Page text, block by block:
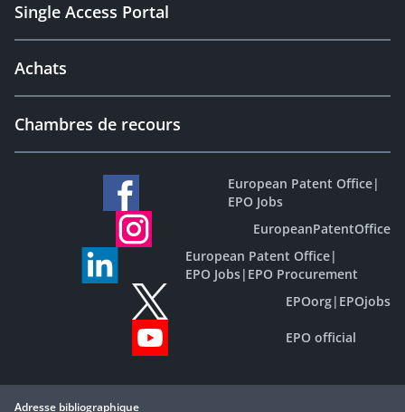
Single Access Portal
Achats
Chambres de recours
European Patent Office|
EPO Jobs
EuropeanPatentOffice
European Patent Office|
EPO Jobs| EPO Procurement
EPOorg| EPOjobs
EPO official
Adresse bibliographique